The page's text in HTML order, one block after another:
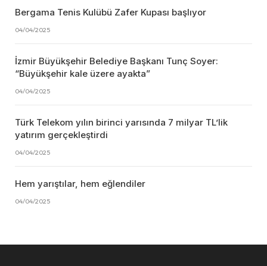
Bergama Tenis Kulübü Zafer Kupası başlıyor
04/04/2025
İzmir Büyükşehir Belediye Başkanı Tunç Soyer:
“Büyükşehir kale üzere ayakta”
04/04/2025
Türk Telekom yılın birinci yarısında 7 milyar TL’lik
yatırım gerçekleştirdi
04/04/2025
Hem yarıştılar, hem eğlendiler
04/04/2025